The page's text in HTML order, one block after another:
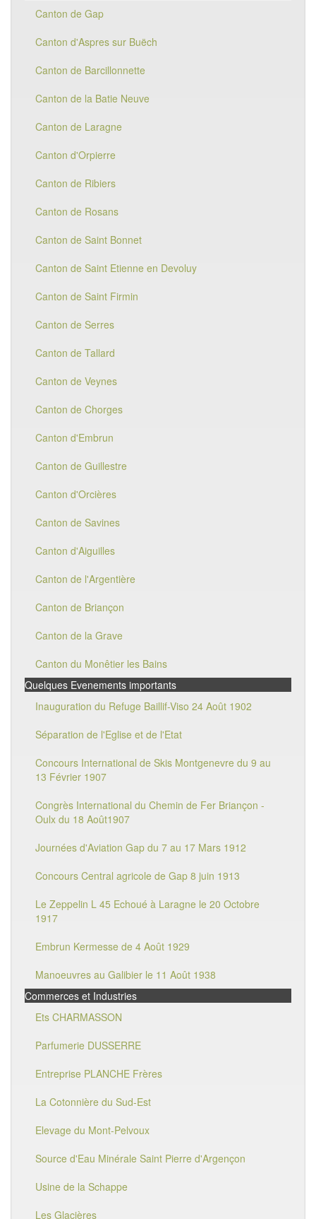
Canton de Gap
Canton d'Aspres sur Buëch
Canton de Barcillonnette
Canton de la Batie Neuve
Canton de Laragne
Canton d'Orpierre
Canton de Ribiers
Canton de Rosans
Canton de Saint Bonnet
Canton de Saint Etienne en Devoluy
Canton de Saint Firmin
Canton de Serres
Canton de Tallard
Canton de Veynes
Canton de Chorges
Canton d'Embrun
Canton de Guillestre
Canton d'Orcières
Canton de Savines
Canton d'Aiguilles
Canton de l'Argentière
Canton de Briançon
Canton de la Grave
Canton du Monêtier les Bains
Quelques Evenements importants
Inauguration du Refuge Baillif-Viso 24 Août 1902
Séparation de l'Eglise et de l'Etat
Concours International de Skis Montgenevre du 9 au
13 Février 1907
Congrès International du Chemin de Fer Briançon -
Oulx du 18 Août1907
Journées d'Aviation Gap du 7 au 17 Mars 1912
Concours Central agricole de Gap 8 juin 1913
Le Zeppelin L 45 Echoué à Laragne le 20 Octobre
1917
Embrun Kermesse de 4 Août 1929
Manoeuvres au Galibier le 11 Août 1938
Commerces et Industries
Ets CHARMASSON
Parfumerie DUSSERRE
Entreprise PLANCHE Frères
La Cotonnière du Sud-Est
Elevage du Mont-Pelvoux
Source d'Eau Minérale Saint Pierre d'Argençon
Usine de la Schappe
Les Glacières